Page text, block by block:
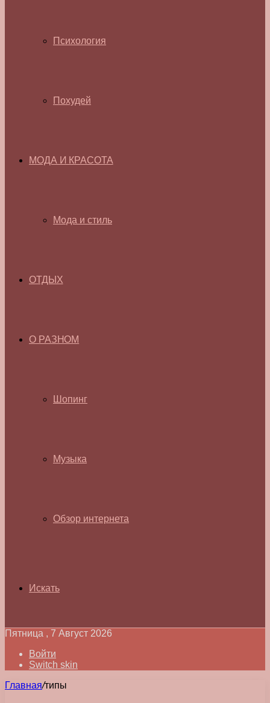
Психология
Похудей
МОДА И КРАСОТА
Мода и стиль
ОТДЫХ
О РАЗНОМ
Шопинг
Музыка
Обзор интернета
Искать
Пятница , 7 Август 2026
Войти
Switch skin
Главная/типы